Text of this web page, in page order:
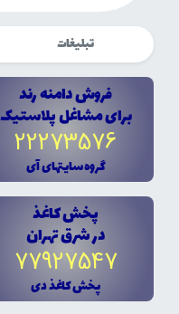
تبلیغات
فروش دامنه رند
براى مشاغل پلاستيک
22273576
گروه سايتهاى آى
پخش کاغذ
در شرق تهران
77927547
پخش کاغذ دى